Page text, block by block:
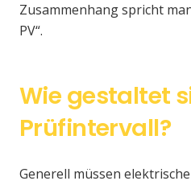
Zusammenhang spricht
PV“.
Wie gestaltet
Prüfintervall?
Generell müssen